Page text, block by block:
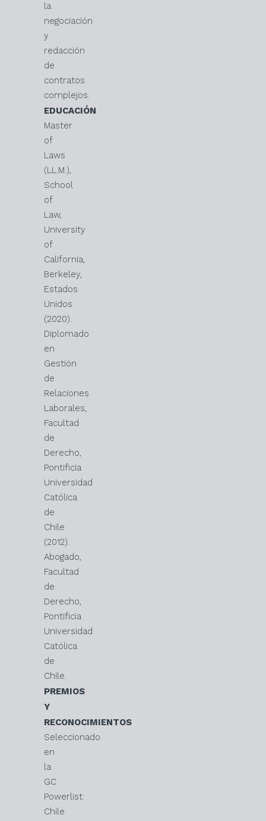
la
negociación
y
redacción
de
contratos
complejos.
EDUCACIÓN
Master
of
Laws
(LL.M.),
School
of
Law,
University
of
California,
Berkeley,
Estados
Unidos
(2020).
Diplomado
en
Gestión
de
Relaciones
Laborales,
Facultad
de
Derecho,
Pontificia
Universidad
Católica
de
Chile
(2012).
Abogado,
Facultad
de
Derecho,
Pontificia
Universidad
Católica
de
Chile.
PREMIOS
Y
RECONOCIMIENTOS
Seleccionado
en
la
GC
Powerlist:
Chile